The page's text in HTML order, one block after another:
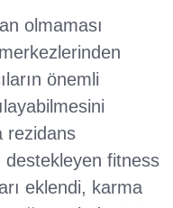
olmaması
önemli
rezidans
destekleyen fitness
eklendi, karma